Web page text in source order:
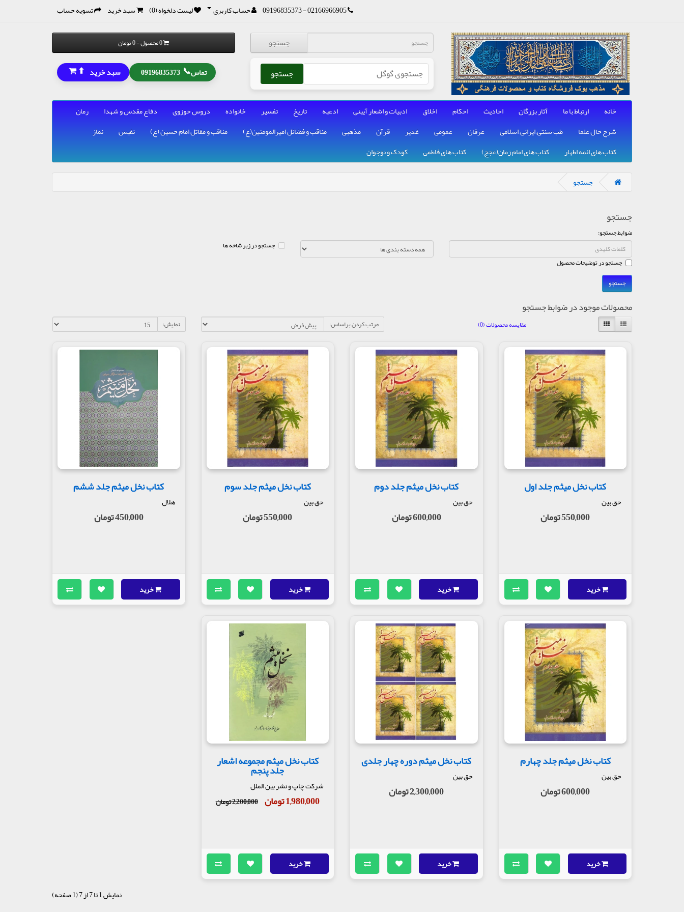
02166966905 - 09196835373 حساب کاربری لیست دلخواه (0) سبد خرید تسویه حساب
جستجو
جستجو
0 محصول - 0 تومان
تماس📞
09196835373 سبد خرید ⬆
خانه ارتباط با ما آثار بزرگان احادیث احکام اخلاق ادبیات و اشعار آیینی ادعیه تاریخ تفسیر خانواده دروس حوزوی دفاع مقدس و شهدا
رمان
شرح حال علما
طب سنتی, ایرانی, اسلامی عرفان عمومی غدیر قرآن مذهبی مناقب و فضائل امیرالمومنین(ع) مناقب و مقاتل امام حسین (ع) نفیس
نماز
کتاب های ائمه اطهار
کتاب های امام زمان(عجج) کتاب های فاطمی کودک و نوجوان
جستجو
جستجو
ضوابط جستجو:
جستجو در زیر شاخه ها
جستجو در توضیحات محصول
محصولات موجود در ضوابط جستجو
مقایسه محصولات (0) مرتب کردن براساس: نمایش:
کتاب نخل میثم جلد اول
حق بین
550,000 تومان
خرید
کتاب نخل میثم جلد دوم
حق بین
600,000 تومان
خرید
کتاب نخل میثم جلد سوم
حق بین
550,000 تومان
خرید
کتاب نخل میثم جلد ششم
هلال
450,000 تومان
خرید
کتاب نخل میثم جلد چهارم
حق بین
600,000 تومان
خرید
کتاب نخل میثم دوره چهار جلدی
حق بین
2,300,000 تومان
خرید
کتاب نخل میثم مجموعه اشعار
جلد پنجم
شرکت چاپ و نشر بین الملل
1,980,000 تومان 2,200,000 تومان
خرید
نمایش 1 تا 7 از 7 (1 صفحه)